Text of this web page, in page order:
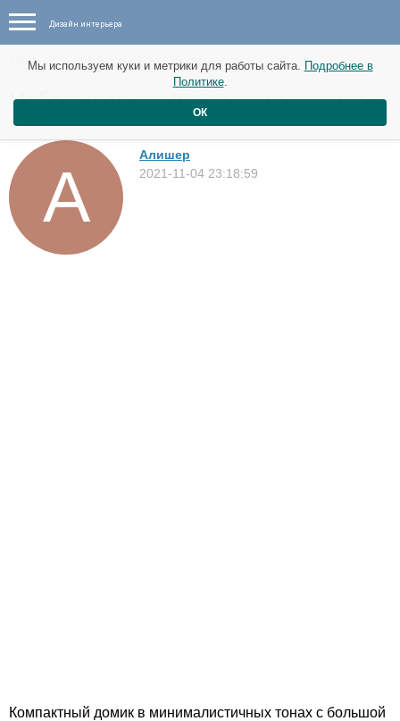
Дизайн интерьера
Новые материалы от 26 января
Небольшой домик своими руками
Дома
Алишер
2021-11-04 23:18:59
Компактный домик в минималистичных тонах с большой
Мы используем куки и метрики для работы сайта. Подробнее в
Политике.
ОК